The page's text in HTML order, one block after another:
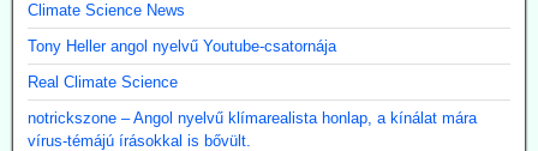
Climate Science News
Tony Heller angol nyelvű Youtube-csatornája
Real Climate Science
notrickszone – Angol nyelvű klímarealista honlap, a kínálat mára
vírus-témájú írásokkal is bővült.